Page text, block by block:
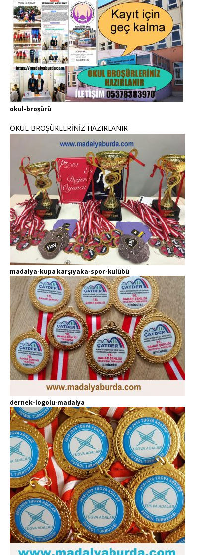
okul-broşürü
OKUL BROŞÜRLERİNİZ HAZIRLANIR
madalya-kupa karşıyaka-spor-kulübü
dernek-logolu-madalya